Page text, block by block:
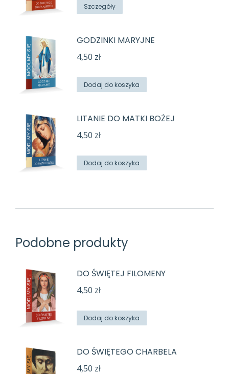
Szczegóły
GODZINKI MARYJNE
4,50 zł
Dodaj do koszyka
LITANIE DO MATKI BOŻEJ
4,50 zł
Dodaj do koszyka
Podobne produkty
DO ŚWIĘTEJ FILOMENY
4,50 zł
Dodaj do koszyka
DO ŚWIĘTEGO CHARBELA
4,50 zł